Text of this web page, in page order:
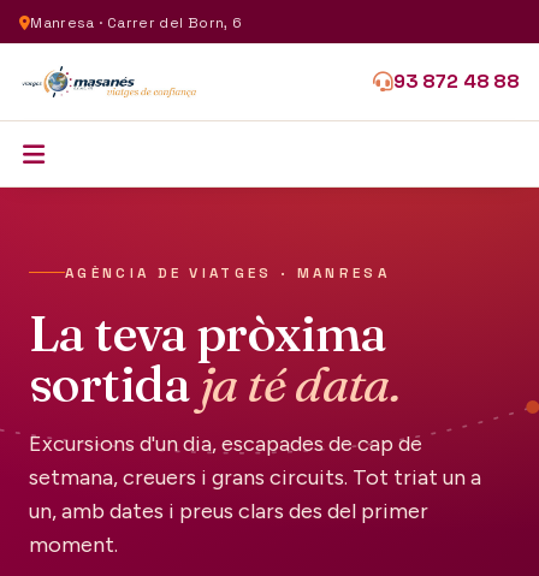
Manresa · Carrer del Born, 6
93 872 48 88
AGÈNCIA DE VIATGES · MANRESA
La teva pròxima
sortidaja té data.
Excursions d'un dia, escapades de cap de
setmana, creuers i grans circuits. Tot triat un a
un, amb dates i preus clars des del primer
moment.